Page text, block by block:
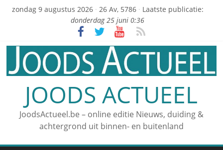
zondag 9 augustus 2026 · 26 Av, 5786 · Laatste publicatie:
donderdag 25 juni 0:36
JOODS ACTUEEL
JoodsActueel.be – online editie Nieuws, duiding &
achtergrond uit binnen- en buitenland